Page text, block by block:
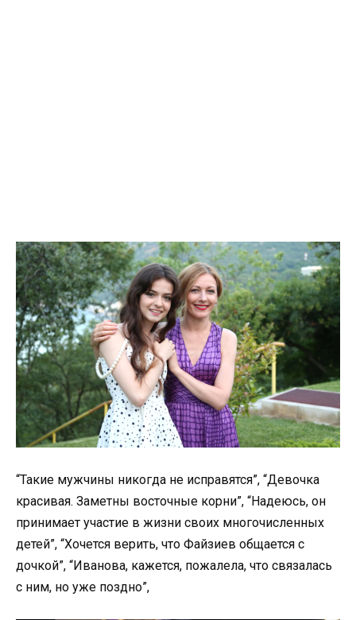
“Такие мужчины никогда не исправятся”, “Девочка
красивая. Заметны восточные корни”, “Надеюсь, он
принимает участие в жизни своих многочисленных
детей”, “Хочется верить, что Файзиев общается с
дочкой”, “Иванова, кажется, пожалела, что связалась
с ним, но уже поздно”,